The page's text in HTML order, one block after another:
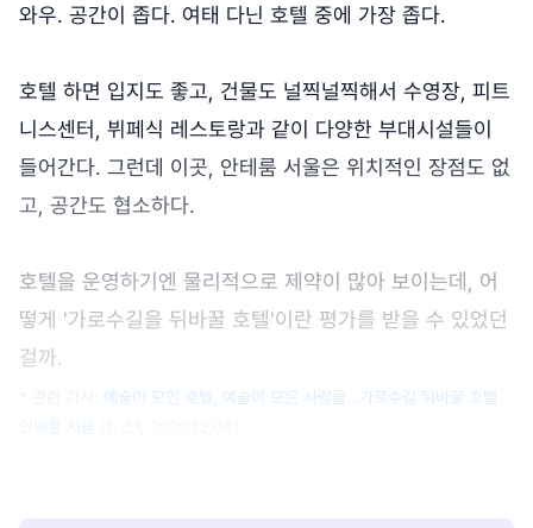
와우. 공간이 좁다. 여태 다닌 호텔 중에 가장 좁다.
호텔 하면 입지도 좋고, 건물도 널찍널찍해서 수영장, 피트
니스센터, 뷔페식 레스토랑과 같이 다양한 부대시설들이
들어간다. 그런데 이곳, 안테룸 서울은 위치적인 장점도 없
고, 공간도 협소하다.
호텔을 운영하기엔 물리적으로 제약이 많아 보이는데, 어
떻게 '가로수길을 뒤바꿀 호텔'이란 평가를 받을 수 있었던
걸까.
예술이 모인 호텔, 예술이 모은 사람들…가로수길 뒤바꿀 호텔
안테룸 서울